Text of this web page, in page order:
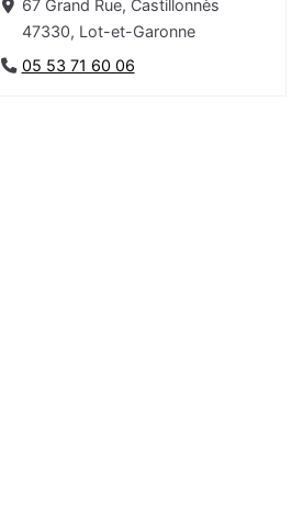
67 Grand Rue, Castillonnès
47330, Lot-et-Garonne
05 53 71 60 06